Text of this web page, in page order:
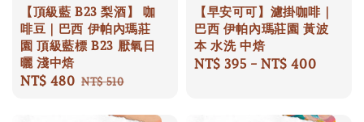
【頂級藍 B23 梨酒】 咖
啡豆｜巴西 伊帕內瑪莊
園 頂級藍標 B23 厭氧日
曬 淺中焙
Sale
NT$ 480 Regular
NT$ 510
【早安可可】濾掛咖啡｜
巴西 伊帕內瑪莊園 黃波
本 水洗 中焙
Regular
NT$ 395 -NT$ 400